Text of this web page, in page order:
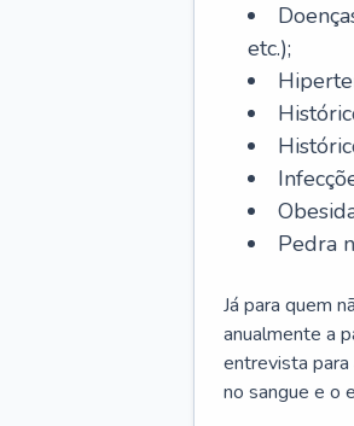
etc.);
Pedra
Já para quem
anualmente a
entrevista
no sangue e o